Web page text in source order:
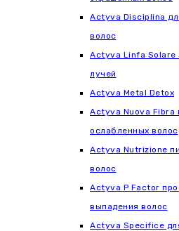
Actyva Disciplina
волос
Actyva Linfa Solare
лучей
Actyva Metal Detox
Actyva Nuova Fibra
ослабленных волос
Actyva Nutrizione
волос
Actyva P Factor
выпадения волос
Actyva Specifice